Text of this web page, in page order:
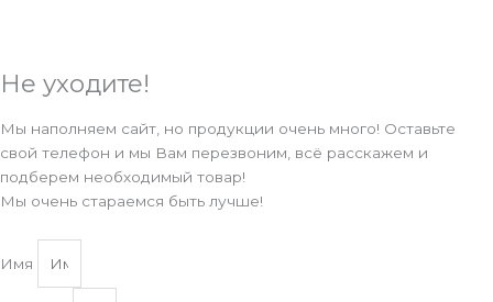
Не уходите!
Мы наполняем сайт, но продукции очень много! Оставьте
свой телефон и мы Вам перезвоним, всё расскажем и
подберем необходимый товар!
Мы очень стараемся быть лучше!
Имя